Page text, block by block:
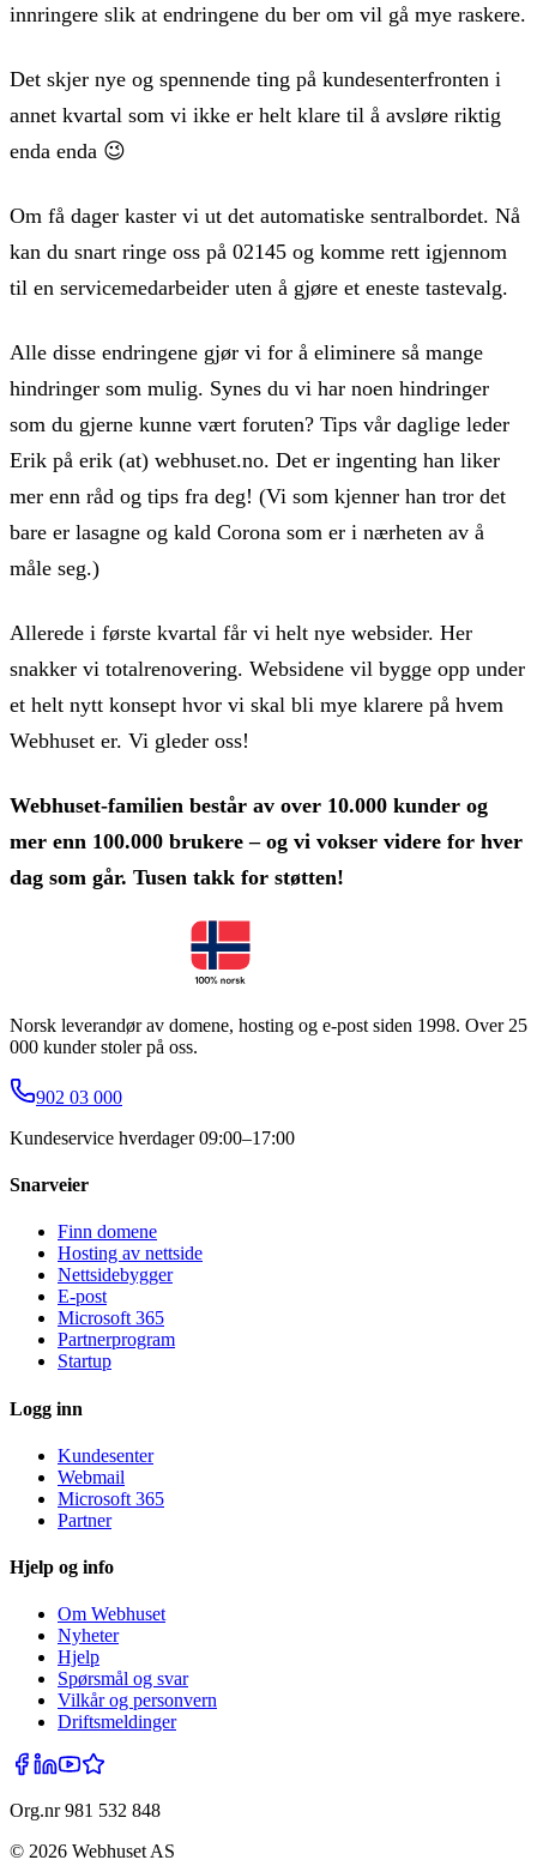
innringere slik at endringene du ber om vil gå mye raskere.
Det skjer nye og spennende ting på kundesenterfronten i
annet kvartal som vi ikke er helt klare til å avsløre riktig
enda enda 😉
Om få dager kaster vi ut det automatiske sentralbordet. Nå
kan du snart ringe oss på 02145 og komme rett igjennom
til en servicemedarbeider uten å gjøre et eneste tastevalg.
Alle disse endringene gjør vi for å eliminere så mange
hindringer som mulig. Synes du vi har noen hindringer
som du gjerne kunne vært foruten? Tips vår daglige leder
Erik på erik (at) webhuset.no. Det er ingenting han liker
mer enn råd og tips fra deg! (Vi som kjenner han tror det
bare er lasagne og kald Corona som er i nærheten av å
måle seg.)
Allerede i første kvartal får vi helt nye websider. Her
snakker vi totalrenovering. Websidene vil bygge opp under
et helt nytt konsept hvor vi skal bli mye klarere på hvem
Webhuset er. Vi gleder oss!
Webhuset-familien består av over 10.000 kunder og
mer enn 100.000 brukere – og vi vokser videre for hver
dag som går. Tusen takk for støtten!
Norsk leverandør av domene, hosting og e-post siden 1998. Over 25
000 kunder stoler på oss.
902 03 000
Kundeservice hverdager 09:00–17:00
Snarveier
Finn domene
Hosting av nettside
Nettsidebygger
E-post
Microsoft 365
Partnerprogram
Startup
Logg inn
Kundesenter
Webmail
Microsoft 365
Partner
Hjelp og info
Om Webhuset
Nyheter
Hjelp
Spørsmål og svar
Vilkår og personvern
Driftsmeldinger
Org.nr 981 532 848
© 2026 Webhuset AS